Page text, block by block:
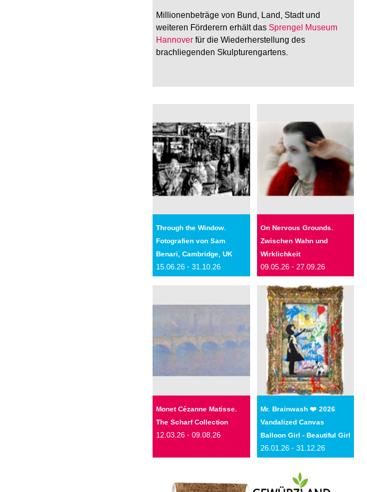
Millionenbeträge von Bund, Land, Stadt und
weiteren Förderern erhält das Sprengel Museum
Hannover für die Wiederherstellung des
brachliegenden Skulpturengartens.
Through the Window.
Fotografien von Sam
Benari, Cambridge, UK
15.06.26 - 31.10.26
On Nervous Grounds.
Zwischen Wahn und
Wirklichkeit
09.05.26 - 27.09.26
Monet Cézanne Matisse.
The Scharf Collection
12.03.26 - 09.08.26
Mr. Brainwash ❤️ 2026
Vandalized Canvas
Balloon Girl - Beautiful Girl
26.01.26 - 31.12.26